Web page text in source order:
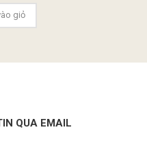
giỏ
QUA EMAIL